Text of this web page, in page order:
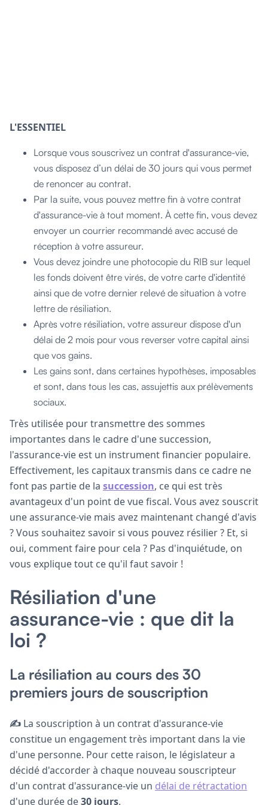
L'ESSENTIEL
Lorsque vous souscrivez un contrat d'assurance-vie,
vous disposez d’un délai de 30 jours qui vous permet
de renoncer au contrat.
Par la suite, vous pouvez mettre fin à votre contrat
d'assurance-vie à tout moment. À cette fin, vous devez
envoyer un courrier recommandé avec accusé de
réception à votre assureur.
Vous devez joindre une photocopie du RIB sur lequel
les fonds doivent être virés, de votre carte d'identité
ainsi que de votre dernier relevé de situation à votre
lettre de résiliation.
Après votre résiliation, votre assureur dispose d'un
délai de 2 mois pour vous reverser votre capital ainsi
que vos gains.
Les gains sont, dans certaines hypothèses, imposables
et sont, dans tous les cas, assujettis aux prélèvements
sociaux.
Très utilisée pour transmettre des sommes
importantes dans le cadre d'une succession,
l'assurance-vie est un instrument financier populaire.
Effectivement, les capitaux transmis dans ce cadre ne
font pas partie de la succession, ce qui est très
avantageux d'un point de vue fiscal. Vous avez souscrit
une assurance-vie mais avez maintenant changé d'avis
? Vous souhaitez savoir si vous pouvez résilier ? Et, si
oui, comment faire pour cela ? Pas d'inquiétude, on
vous explique tout ce qu'il faut savoir !
Résiliation d'une
assurance-vie : que dit la
loi ?
La résiliation au cours des 30
premiers jours de souscription
✍️ La souscription à un contrat d'assurance-vie
constitue un engagement très important dans la vie
d'une personne. Pour cette raison, le législateur a
décidé d'accorder à chaque nouveau souscripteur
d'un contrat d'assurance-vie un délai de rétractation
d'une durée de30 jours.